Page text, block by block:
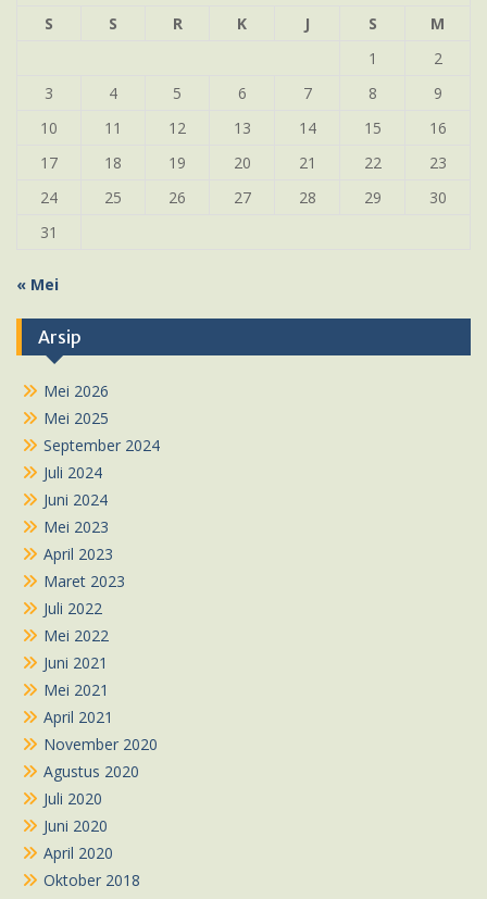
S
S R K J S
M
1
2
3
4 5 6 7 8
9
10
11 12 13 14 15
16
17
18 19 20 21 22
23
24
25 26 27 28 29
30
31
« Mei
Arsip
Mei 2026
Mei 2025
September 2024
Juli 2024
Juni 2024
Mei 2023
April 2023
Maret 2023
Juli 2022
Mei 2022
Juni 2021
Mei 2021
April 2021
November 2020
Agustus 2020
Juli 2020
Juni 2020
April 2020
Oktober 2018